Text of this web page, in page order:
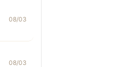
08/03
08/03